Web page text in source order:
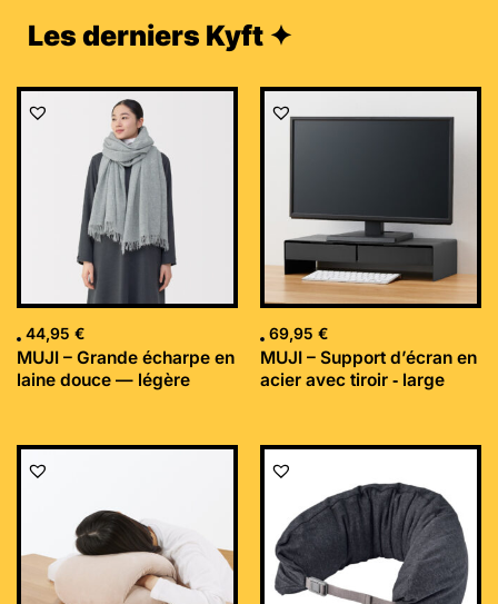
Les derniers Kyft ✦
44,95 €
MUJI – Grande écharpe en
laine douce — légère
69,95 €
MUJI – Support d’écran en
acier avec tiroir ‐ large